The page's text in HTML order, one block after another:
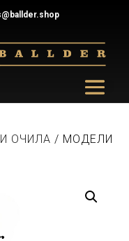
ОЧИЛА / МОДЕЛИ